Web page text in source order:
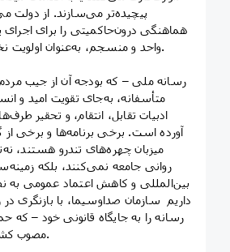
پیچیده‌تر می‌سازند. از دولت
هماهنگی درون‌حاکمیتی را برای
واحد و منسجم، به‌عنوان اولویت نخست خود دنبال کند.
متأسفانه، به‌جای تقویت امید و
ادبیات تقابل، انتقام، و تحقیر
آورده است. برخی برنامه‌ها و برخی
میزبان چهره‌های تندرو هستند،
روانی جامعه نمی‌کنند، بلکه
بین‌المللی و کاهش اعتماد عمومی به
داریم سازمان صداوسیما، با بازنگری در
رسانه را به جایگاه قانونی خود –
مصوب کشور است – بازگرداند.